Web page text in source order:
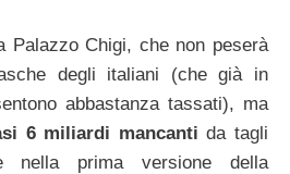
Palazzo Chigi, che non peserà
degli italiani (che già in
abbastanza tassati), ma
6 miliardi mancanti da tagli
nella prima versione della